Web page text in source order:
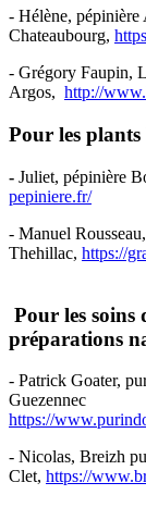
- Hélène,
Chateaubourg,
- Grégory Faupin,
Argos, http://
Pour les plants
- Juliet, pépinière
pepiniere.fr/
- Manuel
Thehillac, https://
Pour les soins
préparations
- Patrick Goater,
Guezennec
https://
- Nicolas, Breizh
Clet, https://